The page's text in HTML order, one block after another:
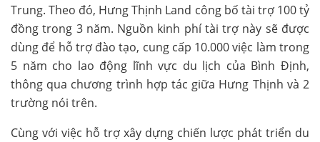
Trung. Theo đó, Hưng Thịnh Land công bố tài trợ 100 tỷ
đồng trong 3 năm. Nguồn kinh phí tài trợ này sẽ được
dùng để hỗ trợ đào tạo, cung cấp 10.000 việc làm trong
5 năm cho lao động lĩnh vực du lịch của Bình Định,
thông qua chương trình hợp tác giữa Hưng Thịnh và 2
trường nói trên.
Cùng với việc hỗ trợ xây dựng chiến lược phát triển du